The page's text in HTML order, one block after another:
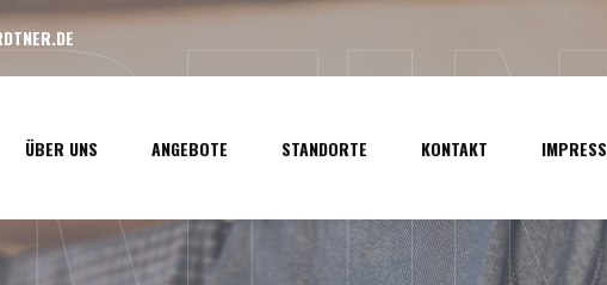
ÜBER UNS ANGEBOTE STANDORTE KONTAKT